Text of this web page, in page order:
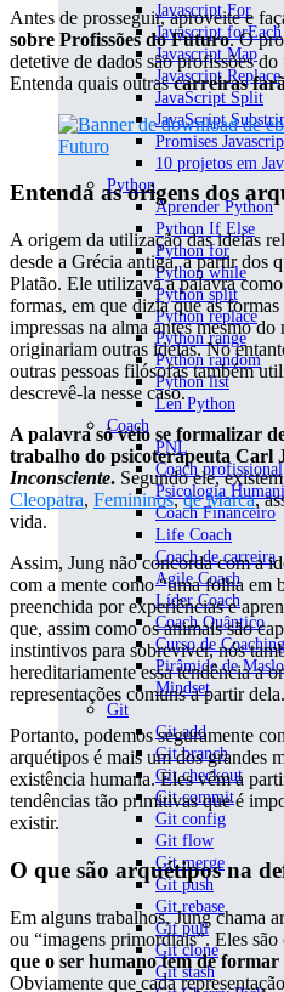
Javascript For
Javascript forEach
Javascript Map
Javascript Replace
JavaScript Split
JavaScript
Promises
10 projetos em
Python
Aprender Python
Python If Else
Python for
Python while
Python split
Python replace
Python range
Python random
Python list
Len Python
Coach
PNL
Coach profissional
Psicologia
Coach Financeiro
Life Coach
Coach de carreira
Agile Coach
Líder Coach
Coach Quântico
Curso de Coaching
Pirâmide de
Mindset
Git
Git add
Git branch
Git checkout
Git commit
Git config
Git flow
Git merge
Git push
Git rebase
Git pull
Git clone
Git stash
Antes de prosseguir, aproveite e
sobre Profissões do Futuro. O
detetive de dados são profissões
Entenda quais outrascarreiras
Entenda as origens dos
A origem da utilização das ideias
desde a Grécia antiga, a partir dos
Platão. Ele utilizava a palavra
formas, em que dizia que as
impressas na alma antes mesmo do
originariam outras ideias. No
outras pessoas filósofas também
descrevê-la nesse caso.
A palavra só veio se formalizar
trabalho do psicoterapeuta Carl
Inconsciente. Segundo ele, existem
Cleopatra, Femininos,de Marca,
vida.
Assim, Jung não concorda com a
com a mente como “uma folha em
preenchida por experiências e
que, assim como os animais são
instintivos para sobreviver, nós
hereditariamente essa tendência a
representações comuns a partir dela.
Portanto, podemos seguramente
arquétipos é mais um dos grandes
existência humana. Eles vêm a
tendências tão primitivas que é
existir.
O que são arquétipos na
Em alguns trabalhos, Jung chama
ou “imagens primordiais”. Eles são
que o ser humano tem de formar
Obviamente que cada